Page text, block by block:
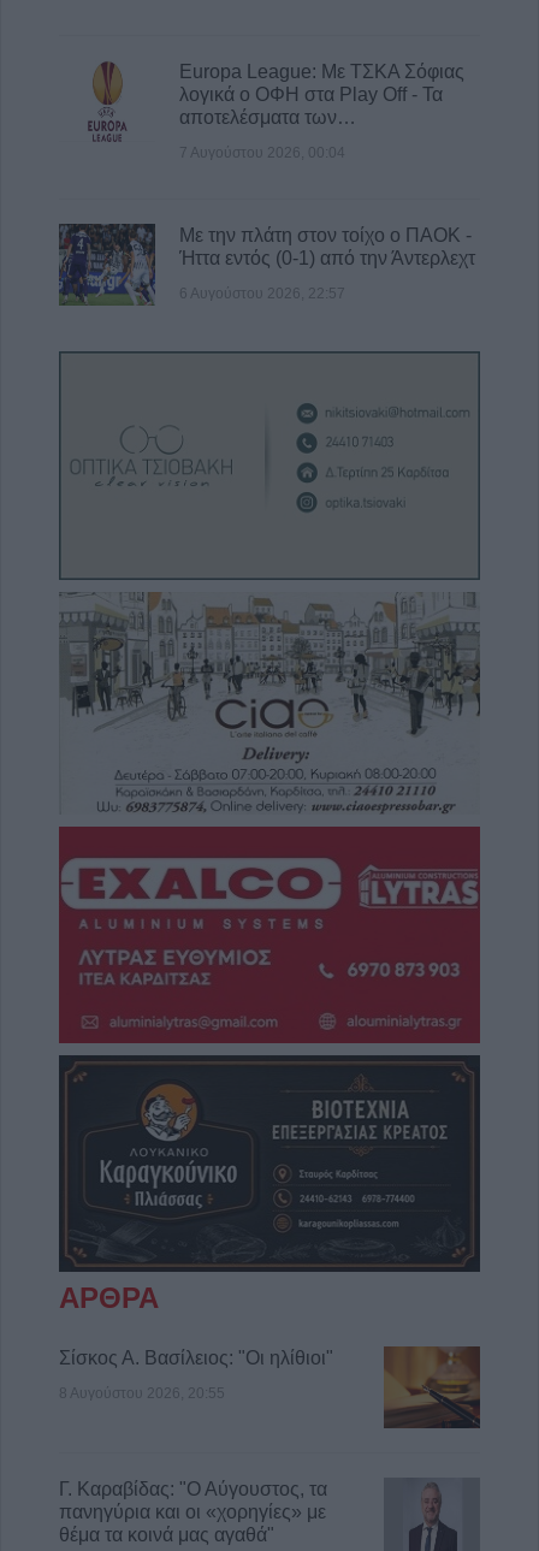
Europa League: Με ΤΣΚΑ Σόφιας
λογικά ο ΟΦΗ στα Play Off - Τα
αποτελέσματα των…
7 Αυγούστου 2026, 00:04
Με την πλάτη στον τοίχο ο ΠΑΟΚ -
Ήττα εντός (0-1) από την Άντερλεχτ
6 Αυγούστου 2026, 22:57
ΑΡΘΡΑ
Σίσκος Α. Βασίλειος: "Οι ηλίθιοι"
8 Αυγούστου 2026, 20:55
Γ. Καραβίδας: "Ο Αύγουστος, τα
πανηγύρια και οι «χορηγίες» με
θέμα τα κοινά μας αγαθά"